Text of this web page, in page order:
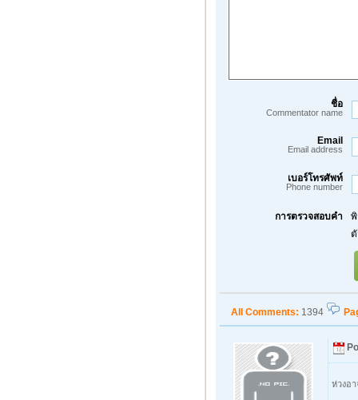
ชื่อ
Commentator name
Email
Email address
เบอร์โทรศัพท์
Phone number
การตรวจสอบคำ
All Comments: 1394
ห่วงอ